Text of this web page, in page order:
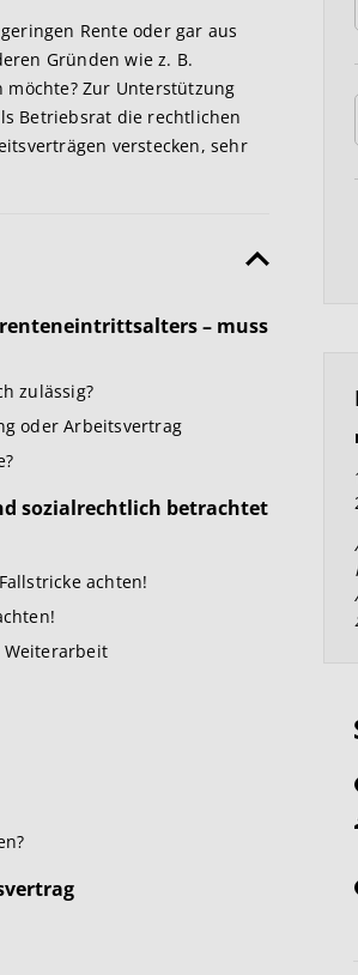
Rente oder gar aus
Gründen wie z. B.
Zur Unterstützung
Betriebsrat die rechtlichen
verstecken, sehr
– muss
zulässig?
oder Arbeitsvertrag
sozialrechtlich betrachtet
achten!
Weiterarbeit